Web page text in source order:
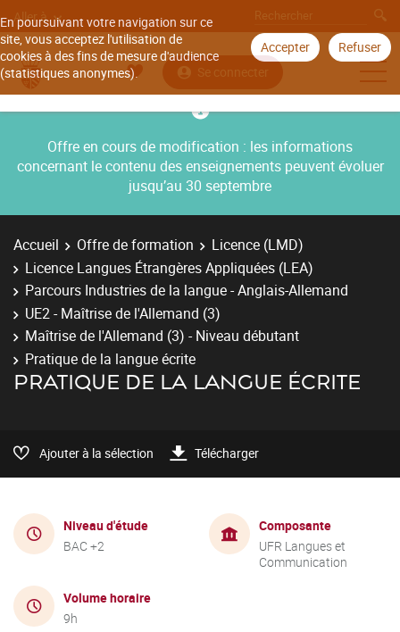
En poursuivant votre navigation sur ce
site, vous acceptez l'utilisation de
cookies à des fins de mesure d'audience
(statistiques anonymes).
Accepter Refuser
Aller à
Se connecter
Offre en cours de modification : les informations
concernant le contenu des enseignements peuvent évoluer
jusqu’au 30 septembre
Accueil Offre de formation
Licence (LMD)
Licence Langues Étrangères Appliquées (LEA)
Parcours Industries de la langue - Anglais-Allemand
UE2 - Maîtrise de l'Allemand (3)
Maîtrise de l'Allemand (3) - Niveau débutant
Pratique de la langue écrite
PRATIQUE DE LA LANGUE ÉCRITE
Ajouter à la sélection Télécharger
Niveau d'étude
BAC +2
Composante
UFR Langues et
Communication
Volume horaire
9h